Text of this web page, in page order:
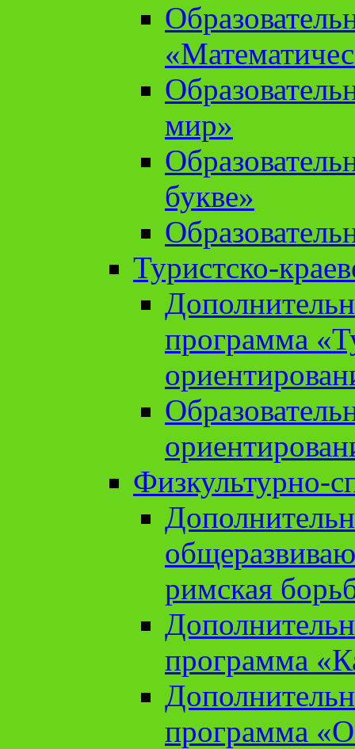
мир»
букве»
Туристско-
программа
Физкультурно-
римская
программа
программа